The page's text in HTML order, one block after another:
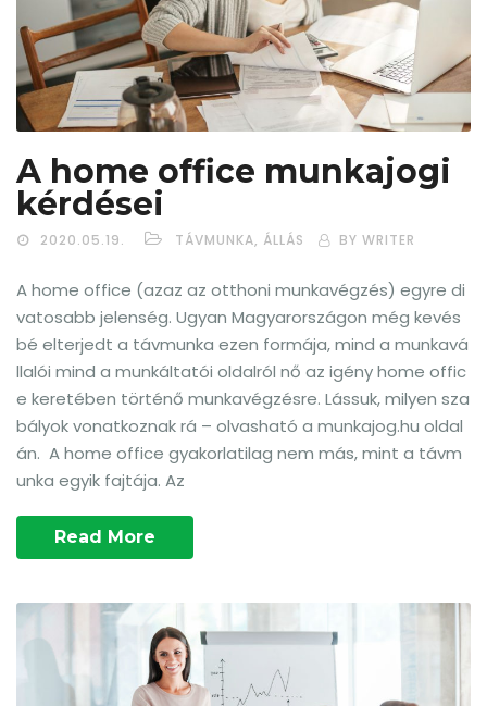
A home office munkajogi
kérdései
2020.05.19. TÁVMUNKA, ÁLLÁS BY WRITER
A home office (azaz az otthoni munkavégzés) egyre di
vatosabb jelenség. Ugyan Magyarországon még kevés
bé elterjedt a távmunka ezen formája, mind a munkavá
llalói mind a munkáltatói oldalról nő az igény home offic
e keretében történő munkavégzésre. Lássuk, milyen sza
bályok vonatkoznak rá – olvasható a munkajog.hu oldal
án. A home office gyakorlatilag nem más, mint a távm
unka egyik fajtája. Az
Read More